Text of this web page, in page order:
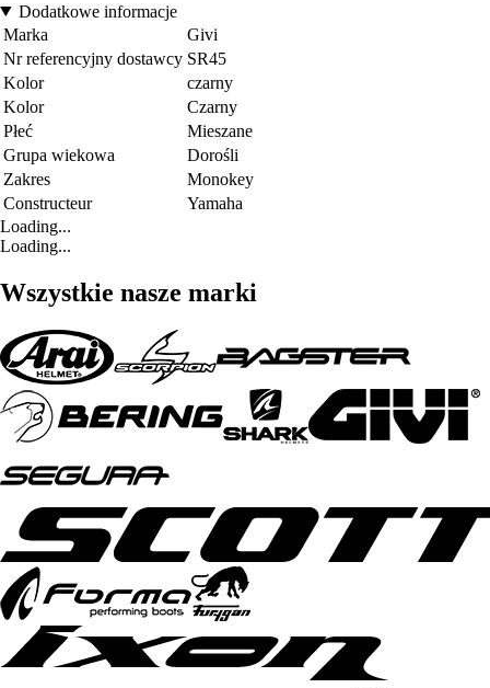
Dodatkowe informacje
Marka
Givi
Nr referencyjny dostawcy SR45
Kolor
czarny
Kolor
Czarny
Płeć
Mieszane
Grupa wiekowa
Dorośli
Zakres
Monokey
Constructeur
Yamaha
Loading...
Loading...
Wszystkie nasze marki